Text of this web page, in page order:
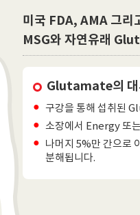
미국 FDA, AMA 그리
MSG와 자연유래
Glutamate의
구강을 통해 섭취된
소장에서 Energy 또
나머지 5%만 간으로
분해됩니다.